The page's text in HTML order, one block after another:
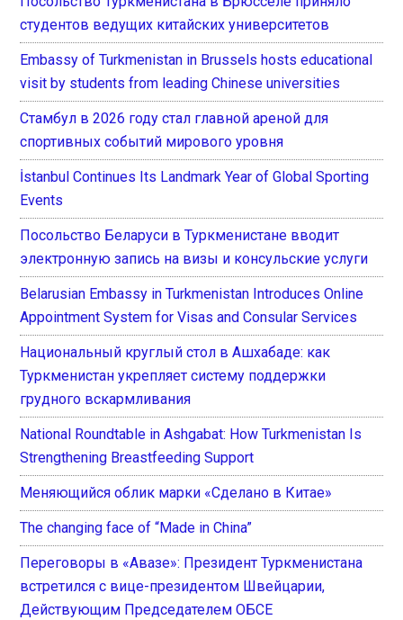
студентов ведущих китайских университетов
Embassy of Turkmenistan in Brussels hosts educational
visit by students from leading Chinese universities
Стамбул в 2026 году стал главной ареной для
спортивных событий мирового уровня
İstanbul Continues Its Landmark Year of Global Sporting
Events
Посольство Беларуси в Туркменистане вводит
электронную запись на визы и консульские услуги
Belarusian Embassy in Turkmenistan Introduces Online
Appointment System for Visas and Consular Services
Национальный круглый стол в Ашхабаде: как
Туркменистан укрепляет систему поддержки
грудного вскармливания
National Roundtable in Ashgabat: How Turkmenistan Is
Strengthening Breastfeeding Support
Меняющийся облик марки «Сделано в Китае»
The changing face of “Made in China”
Переговоры в «Авазе»: Президент Туркменистана
встретился с вице-президентом Швейцарии,
Действующим Председателем ОБСЕ